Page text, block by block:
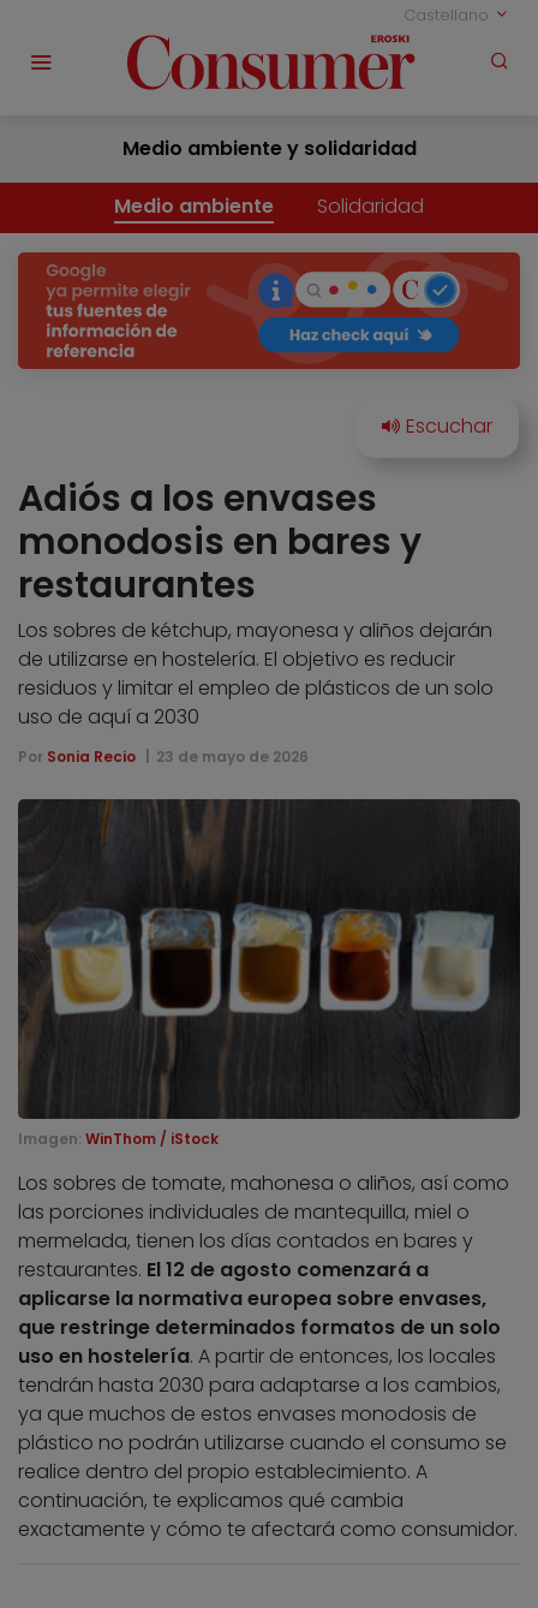
Castellano
Medio ambiente y solidaridad
Medio ambiente Solidaridad
Adiós a los envases
monodosis en bares y
restaurantes
Los sobres de kétchup, mayonesa y aliños dejarán
de utilizarse en hostelería. El objetivo es reducir
residuos y limitar el empleo de plásticos de un solo
uso de aquí a 2030
Por Sonia Recio 23 de mayo de 2026
Imagen: WinThom / iStock
Los sobres de tomate, mahonesa o aliños, así como
las porciones individuales de mantequilla, miel o
mermelada, tienen los días contados en bares y
restaurantes. El 12 de agosto comenzará a
aplicarse la normativa europea sobre envases,
que restringe determinados formatos de un solo
uso en hostelería. A partir de entonces, los locales
tendrán hasta 2030 para adaptarse a los cambios,
ya que muchos de estos envases monodosis de
plástico no podrán utilizarse cuando el consumo se
realice dentro del propio establecimiento. A
continuación, te explicamos qué cambia
exactamente y cómo te afectará como consumidor.